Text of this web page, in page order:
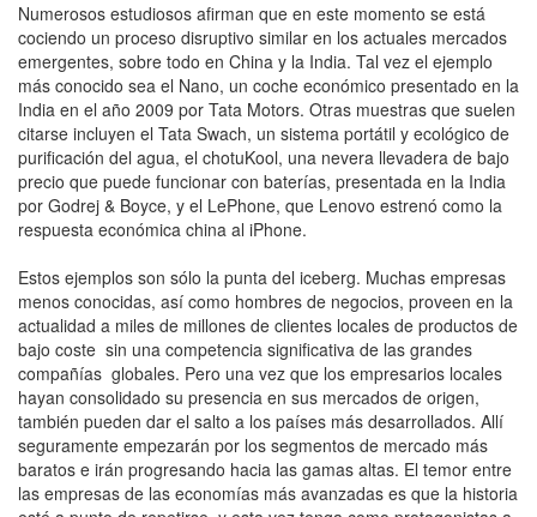
Numerosos estudiosos afirman que en este momento se está
cociendo un proceso disruptivo similar en los actuales mercados
emergentes, sobre todo en China y la India. Tal vez el ejemplo
más conocido sea el Nano, un coche económico presentado en la
India en el año 2009 por Tata Motors. Otras muestras que suelen
citarse incluyen el Tata Swach, un sistema portátil y ecológico de
purificación del agua, el chotuKool, una nevera llevadera de bajo
precio que puede funcionar con baterías, presentada en la India
por Godrej & Boyce, y el LePhone, que Lenovo estrenó como la
respuesta económica china al iPhone.
Estos ejemplos son sólo la punta del iceberg. Muchas empresas
menos conocidas, así como hombres de negocios, proveen en la
actualidad a miles de millones de clientes locales de productos de
bajo coste sin una competencia significativa de las grandes
compañías globales. Pero una vez que los empresarios locales
hayan consolidado su presencia en sus mercados de origen,
también pueden dar el salto a los países más desarrollados. Allí
seguramente empezarán por los segmentos de mercado más
baratos e irán progresando hacia las gamas altas. El temor entre
las empresas de las economías más avanzadas es que la historia